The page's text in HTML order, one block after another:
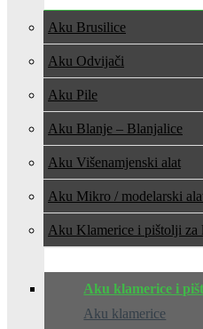
Aku Brusilice
Aku Odvijači
Aku Pile
Aku Blanje – Blanjalice
Aku Višenamjenski alat
Aku Mikro / modelarski
Aku Klamerice i pištolji za
Aku klamerice i
Aku klamerice